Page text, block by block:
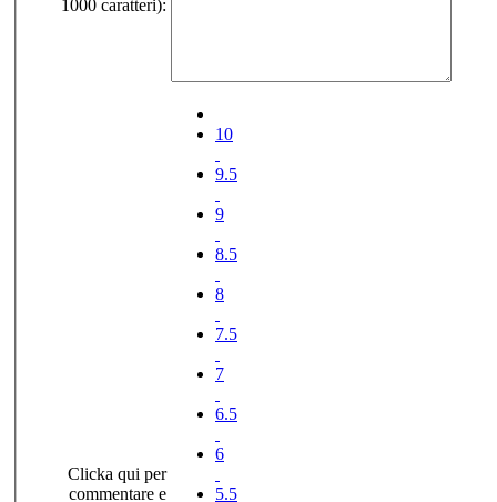
1000 caratteri):
Clicka qui per
commentare e
10
9.5
9
8.5
8
7.5
7
6.5
6
5.5